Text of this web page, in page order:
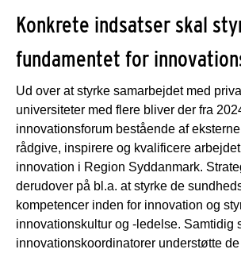
Konkrete indsatser skal
fundamentet for
Ud over at styrke samarbejdet med
universiteter med flere bliver der fra
innovationsforum bestående af eksterne
rådgive, inspirere og kvalificere
innovation i Region Syddanmark.
derudover på bl.a. at styrke de
kompetencer inden for innovation og
innovationskultur og -ledelse. Samtidig
innovationskoordinatorer understøtte de